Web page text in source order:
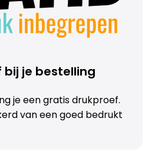
je bestelling
je een gratis drukproef.
van een goed bedrukt